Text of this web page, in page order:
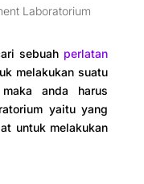
Laboratorium
sebuah perlatan
melakukan suatu
anda harus
yaitu yang
untuk melakukan